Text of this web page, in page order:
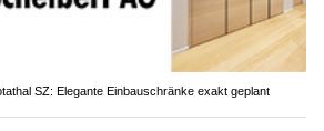
SZ: Elegante Einbauschränke exakt geplant